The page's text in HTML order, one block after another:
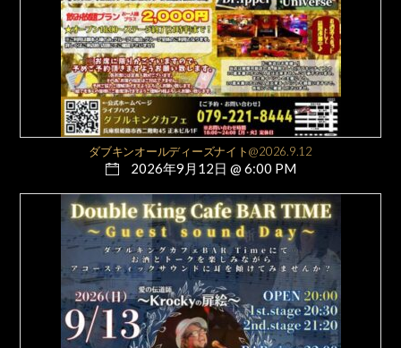
ダブキンオールディーズナイト@2026.9.12
2026年9月12日 @ 6:00 PM